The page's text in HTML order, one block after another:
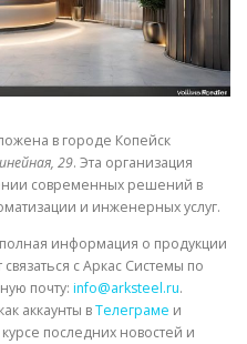
в городе Копейск
29. Эта организация
современных решений в
и инженерных услуг.
информация о продукции
с Аркас Системы по
почту: info@arksteel.ru.
аккаунты вТелеграме и
курсе последних новостей и